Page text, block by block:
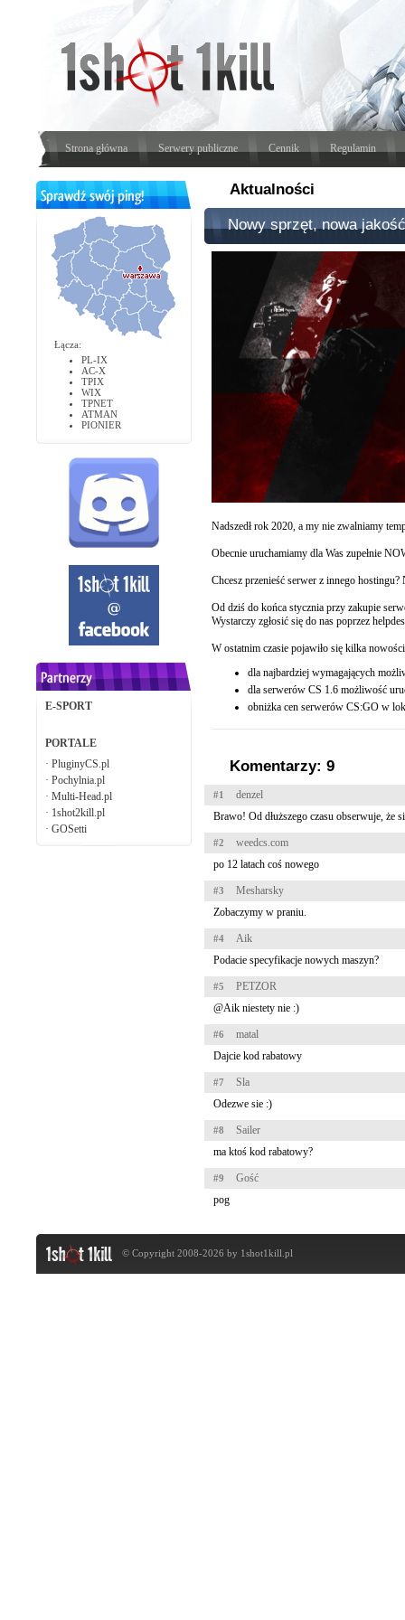
Strona główna Serwery publiczne Cennik Regulamin
Łącza:
PL-IX
AC-X
TPIX
WIX
TPNET
ATMAN
PIONIER
E-SPORT
PORTALE
· PluginyCS.pl
· Pochylnia.pl
· Multi-Head.pl
· 1shot2kill.pl
· GOSetti
Aktualności
Nowy sprzęt, nowa
Nadszedł rok 2020, a my nie zwalniamy
Obecnie uruchamiamy dla Was zupełnie
Chcesz przenieść serwer z innego
Od dziś do końca stycznia przy zakupie
Wystarczy zgłosić się do nas poprzez
W ostatnim czasie pojawiło się kilka
dla najbardziej wymagających
dla serwerów CS 1.6 możliwość
obniżka cen serwerów CS:GO w
Komentarzy: 9
#1
denzel
Brawo! Od dłuższego czasu obserwuje, że
#2
weedcs.com
po 12 latach coś nowego
#3
Mesharsky
Zobaczymy w praniu.
#4
Aik
Podacie specyfikacje nowych maszyn?
#5
PETZOR
@Aik niestety nie :)
#6
matal
Dajcie kod rabatowy
#7
Sla
Odezwe sie :)
#8
Sailer
ma ktoś kod rabatowy?
#9
Gość
pog
© Copyright 2008-2026 by 1shot1kill.pl